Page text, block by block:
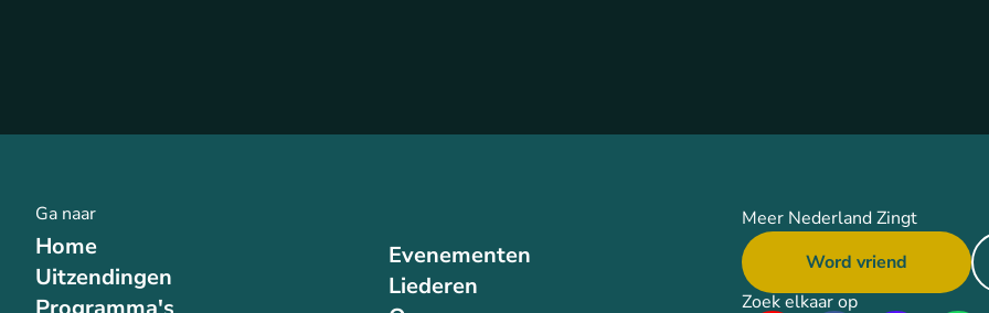
Ga naar
Home
Uitzendingen
Evenementen
Liederen
Meer Nederland Zingt
Word vriend
Zoek elkaar op